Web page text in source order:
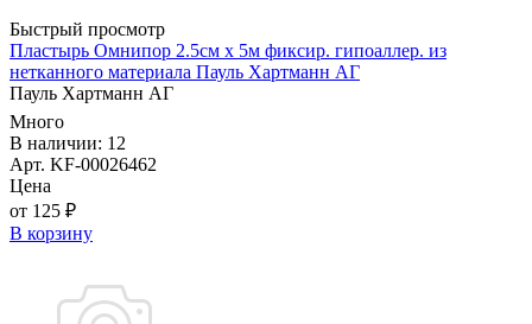
Быстрый просмотр
Пластырь Омнипор 2.5см х 5м фиксир. гипоаллер. из
нетканного материала Пауль Хартманн AГ
Пауль Хартманн AГ
Много
В наличии: 12
Арт. KF-00026462
Цена
от 125 ₽
В корзину